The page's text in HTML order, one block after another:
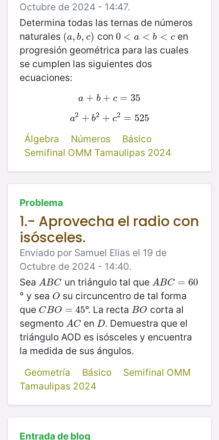
Octubre de 2024 - 14:47.
Determina todas las ternas de números
naturales (a, b, c)
(a,b,c) con 0 < a < b < c
0 <a < b< c
en
progresión geométrica para las cuales
se cumplen las siguientes dos
ecuaciones:
a + b + c = 35
a+b+c=35
a2 + b2 + c2 = 525
a 2+b2+ c2 =525
Álgebra
Números
Básico
Semifinal OMM Tamaulipas 2024
Problema
1.- Aprovecha el radio con
isósceles.
Enviado por Samuel Elias el 19 de
Octubre de 2024 - 14:40.
Sea ABC
ABC un triángulo tal que ABC = 60
ABC= 60
° y sea O
Osu circuncentro de tal forma
que CBO = 45
CBO= 45 °. La rectaBO
BO corta al
segmento AC
AC en D
D. Demuestra que el
triángulo AOD es isósceles y encuentra
la medida de sus ángulos.
Geometría
Básico
Semifinal OMM
Tamaulipas 2024
Entrada de blog